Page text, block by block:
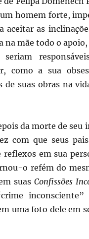
homem forte,
aceitar as
mãe todo o apoio,
como a sua
de suas obras na
da morte de seu
com que seus
em sua
o refém do
suasConfissões
uma foto dele em